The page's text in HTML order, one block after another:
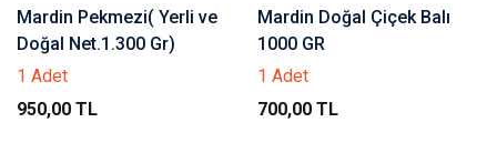
Mardin Pekmezi( Yerli ve
Doğal Net.1.300 Gr)
1 Adet
950,00 TL
Mardin Doğal Çiçek Balı
1000 GR
1 Adet
700,00 TL